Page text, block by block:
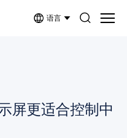
语言
屏更适合控制中